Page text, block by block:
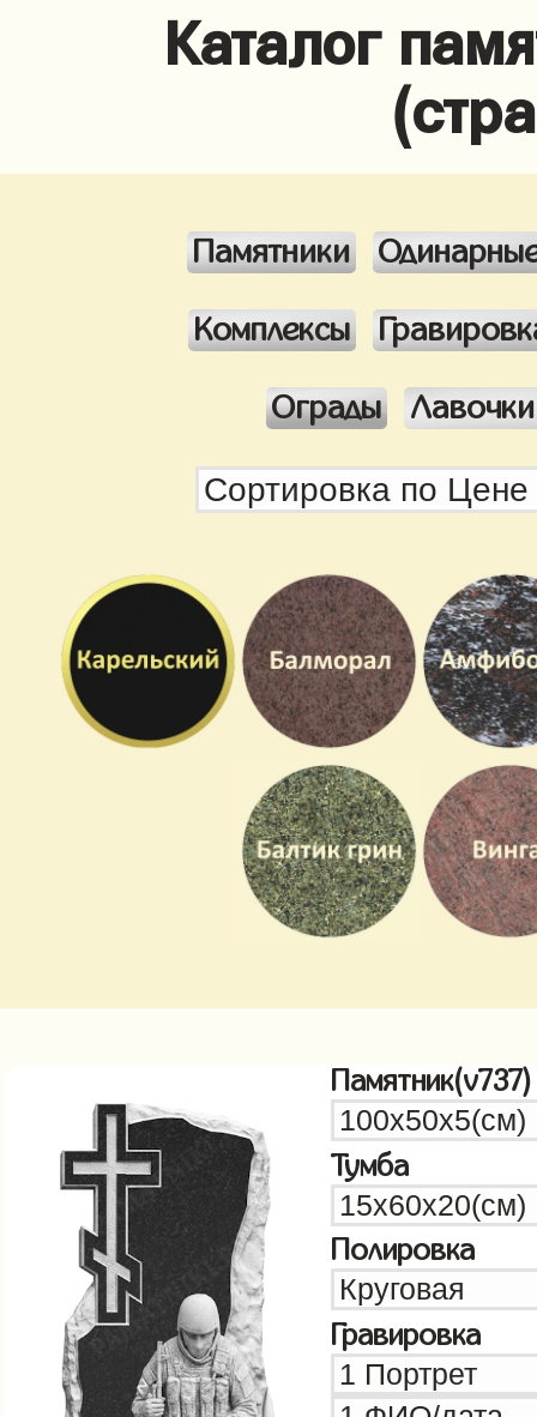
Каталог
Памятники
Комплексы
Ограды
Памятник(v737)
Тумба
Полировка
Гравировка